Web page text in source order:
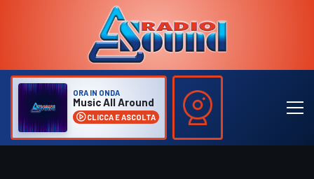
ORA IN ONDA
Music All Around
CLICCA E ASCOLTA